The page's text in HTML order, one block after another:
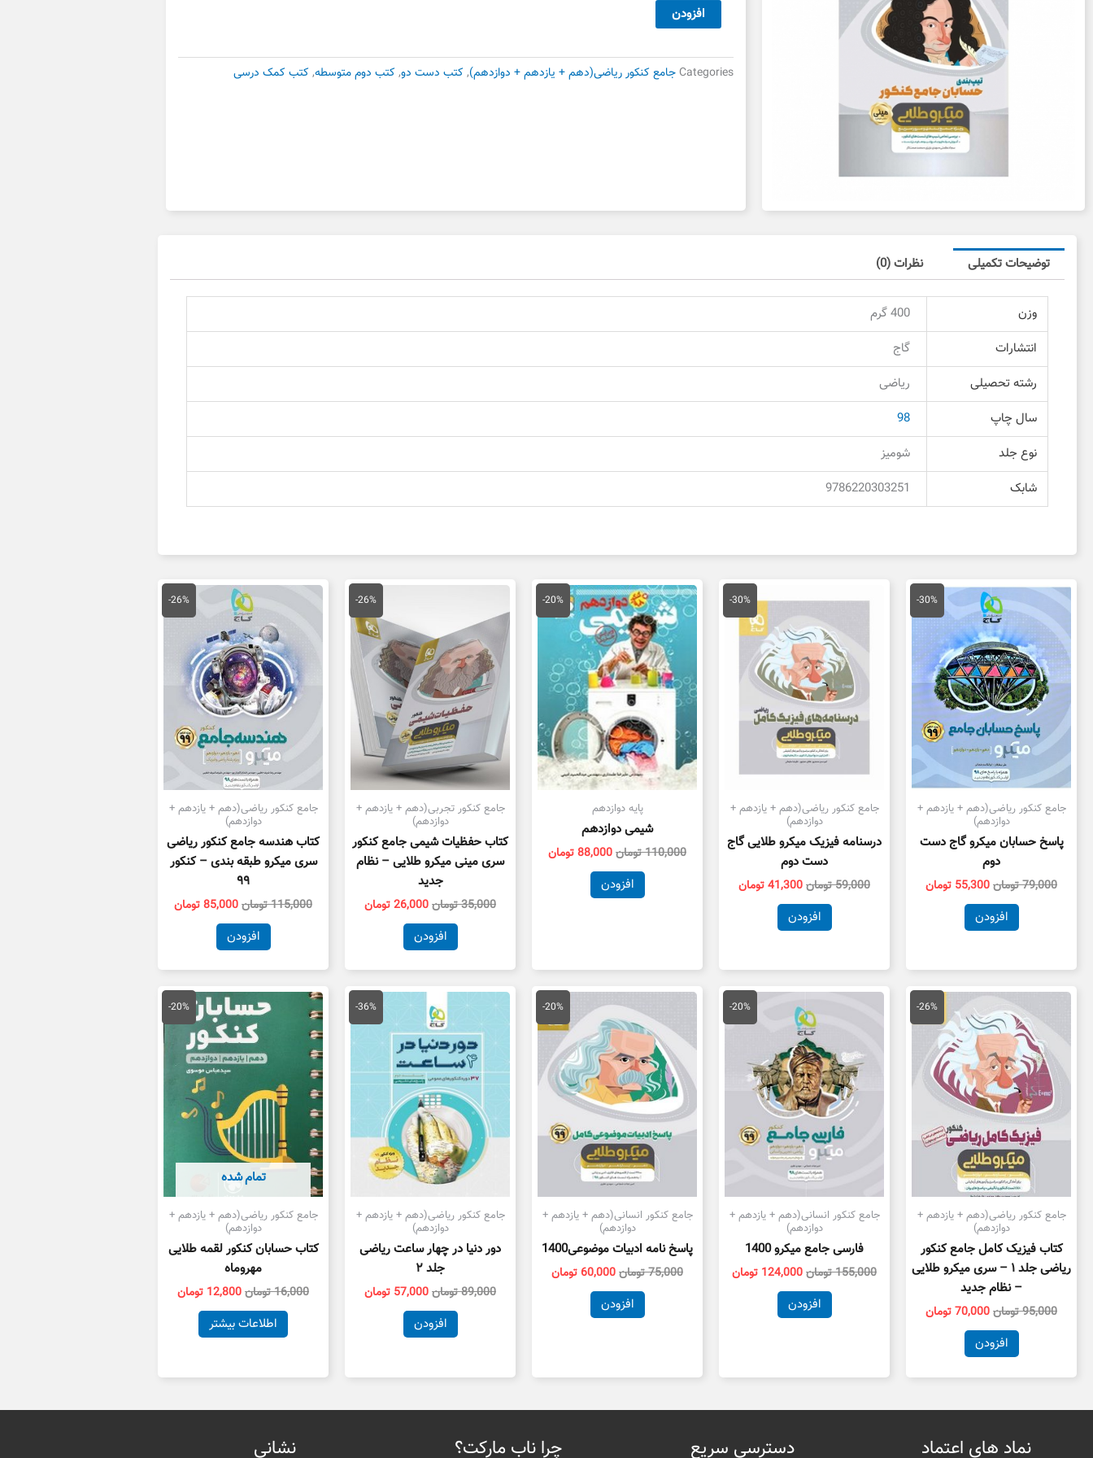
بندی
میکرو
افزودن
Categories جامع کنکور ریاضی(دهم + یازدهم + دوازدهم), کتب دست دو, کتب دوم متوسطه, کتب کمک درسی
توضیحات تکمیلی نظرات (0)
وزن
400 گرم
انتشارات
گاج
رشته تحصیلی
ریاضی
سال چاپ
98
نوع جلد
شومیز
شابک
9786220303251
-30%
جامع کنکور ریاضی(دهم + یازدهم +
دوازدهم)
پاسخ حسابان میکرو گاج دست
دوم
79,000تومان
قیمت
اصلی
79,000 تومان
بود.
55,300 تومان
قیمت
فعلی
افزودن
-30%
جامع کنکور ریاضی(دهم + یازدهم +
دوازدهم)
درسنامه فیزیک میکرو طلایی گاج
دست دوم
59,000تومان
اصلی
59,000 تومان
بود.
41,300تومان
قیمت
فعلی
41,300 تومان
افزودن
-20%
پایه دوازدهم
شیمی دوازدهم
110,000تومان
قیمت
اصلی
110,000 تومان
بود.
88,000تومان
قیمت
فعلی
88,000 تومان
افزودن
-26%
جامع کنکور تجربی(دهم + یازدهم +
دوازدهم)
کتاب حفظیات شیمی جامع کنکور
سری مینی میکرو طلایی – نظام
جدید
35,000تومان
35,000 تومان
بود.
26,000تومان
قیمت
فعلی
است.
افزودن
-26%
جامع کنکور ریاضی(دهم + یازدهم +
دوازدهم)
کتاب هندسه جامع کنکور ریاضی
سری میکرو طبقه بندی – کنکور
۹۹
115,000تومان
قیمت
اصلی
115,000 تومان
بود.
85,000تومان
قیمت
فعلی
افزودن
-26%
جامع کنکور ریاضی(دهم + یازدهم +
دوازدهم)
کتاب فیزیک کامل جامع کنکور
ریاضی جلد ۱ – سری میکرو طلایی
– نظام جدید
95,000تومان
قیمت
اصلی
95,000 تومان
بود.
70,000تومان
قیمت
فعلی
افزودن
-20%
جامع کنکور انسانی(دهم + یازدهم +
دوازدهم)
فارسی جامع میکرو 1400
155,000تومان
قیمت
اصلی
155,000 تومان
بود.
124,000 تومان
قیمت
فعلی
124,000 تومان
افزودن
-20%
جامع کنکور انسانی(دهم + یازدهم +
دوازدهم)
پاسخ نامه ادبیات موضوعی1400
75,000تومان
قیمت
اصلی
75,000 تومان
بود.
60,000 تومان
قیمت
فعلی
60,000 تومان
است.
افزودن
-36%
جامع کنکور ریاضی(دهم + یازدهم +
دوازدهم)
دور دنیا در چهار ساعت ریاضی
جلد ۲
89,000تومان
قیمت
اصلی
89,000 تومان
بود.
57,000 تومان
قیمت
فعلی
57,000 تومان
افزودن
-20%
تمام شده
جامع کنکور ریاضی(دهم + یازدهم +
دوازدهم)
کتاب حسابان کنکور لقمه طلایی
مهروماه
16,000تومان
قیمت
اصلی
16,000 تومان
بود.
12,800 تومان
قیمت
فعلی
است.
اطلاعات بیشتر
نماد های اعتماد دسترسی سریع چرا ناب مارکت؟ نشانی